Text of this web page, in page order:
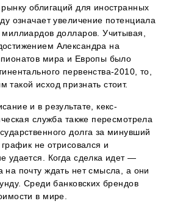
облигаций для иностранных
означает увеличение потенциала
долларов. Учитывая,
Александра на
мира и Европы было
первенства-2010, то,
исход признать стоит.
и в результате, кекс-
служба также пересмотрела
долга за минувший
не отрисовался и
удается. Когда сделка идет —
на почту ждать нет смысла, а они
Среди банковских брендов
в мире.